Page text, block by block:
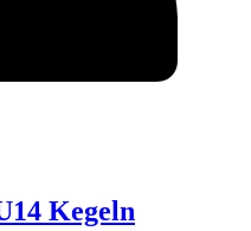
Kegeln